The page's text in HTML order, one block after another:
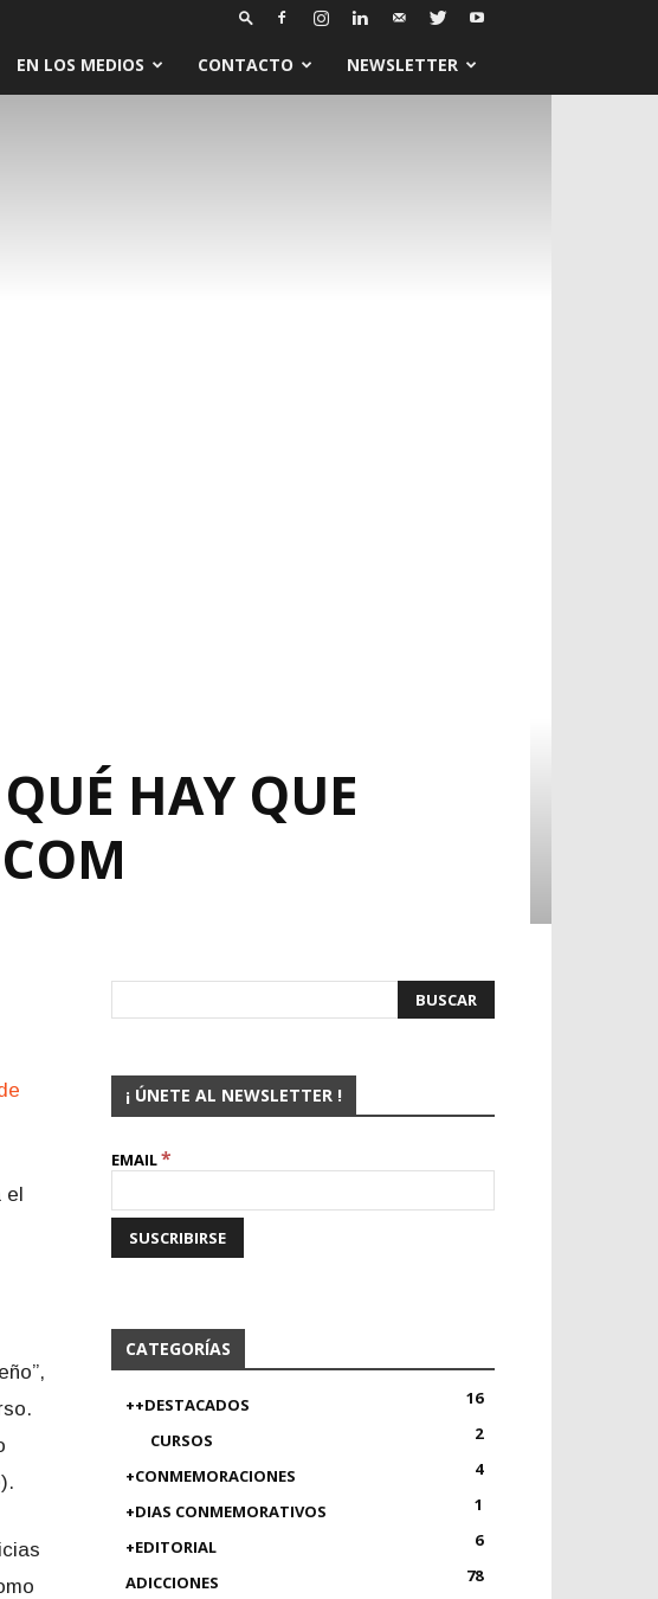
EN LOS MEDIOS CONTACTO NEWSLETTER
HAY QUE
el
¡ ÚNETE AL NEWSLETTER !
EMAIL*
CATEGORÍAS
++DESTACADOS
16
CURSOS
2
+CONMEMORACIONES
4
+DIAS CONMEMORATIVOS
1
+EDITORIAL
6
ADICCIONES
78